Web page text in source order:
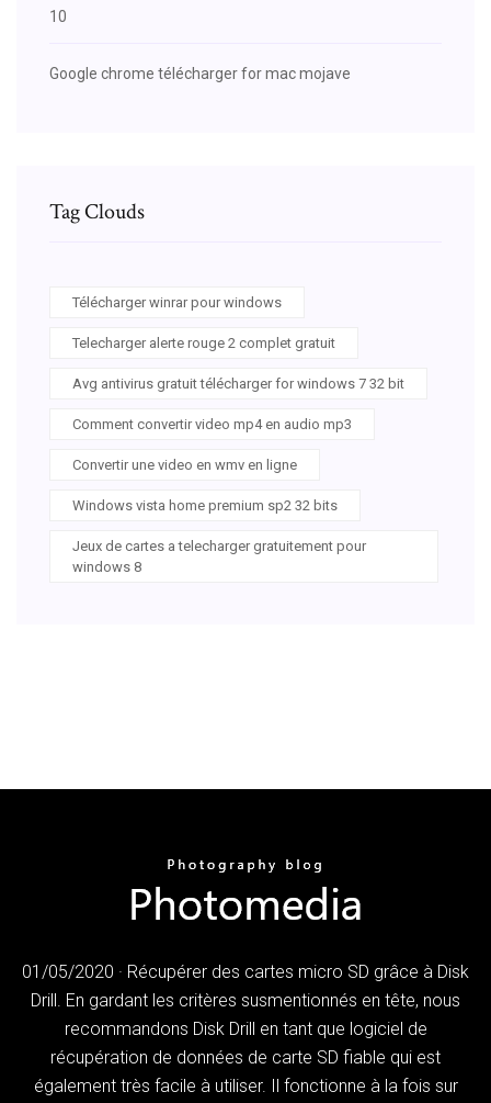
10
Google chrome télécharger for mac mojave
Tag Clouds
Télécharger winrar pour windows
Telecharger alerte rouge 2 complet gratuit
Avg antivirus gratuit télécharger for windows 7 32 bit
Comment convertir video mp4 en audio mp3
Convertir une video en wmv en ligne
Windows vista home premium sp2 32 bits
Jeux de cartes a telecharger gratuitement pour
windows 8
01/05/2020 · Récupérer des cartes micro SD grâce à Disk
Drill. En gardant les critères susmentionnés en tête, nous
recommandons Disk Drill en tant que logiciel de
récupération de données de carte SD fiable qui est
également très facile à utiliser. Il fonctionne à la fois sur